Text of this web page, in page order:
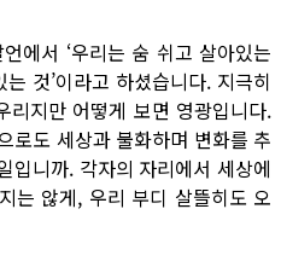
에서 ‘우리는 숨 쉬고 살아있는
것’이라고 하셨습니다. 지극히
리지만 어떻게 보면 영광입니다.
로도 세상과 불화하며 변화를 추
입니까. 각자의 자리에서 세상에
는 않게, 우리 부디 살뜰히도 오